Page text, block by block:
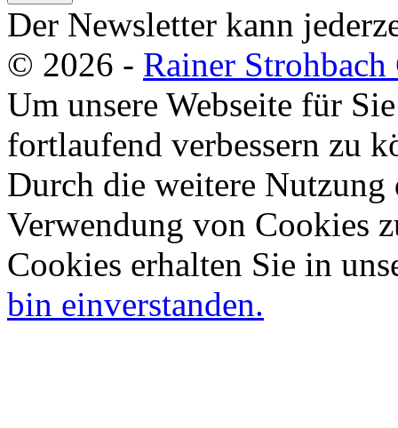
Der Newsletter kann
© 2026 - Rainer
Um unsere Webseite für
fortlaufend verbessern zu
Durch die weitere Nutzung
Verwendung von Cookies
Cookies erhalten Sie in
bin einverstanden.